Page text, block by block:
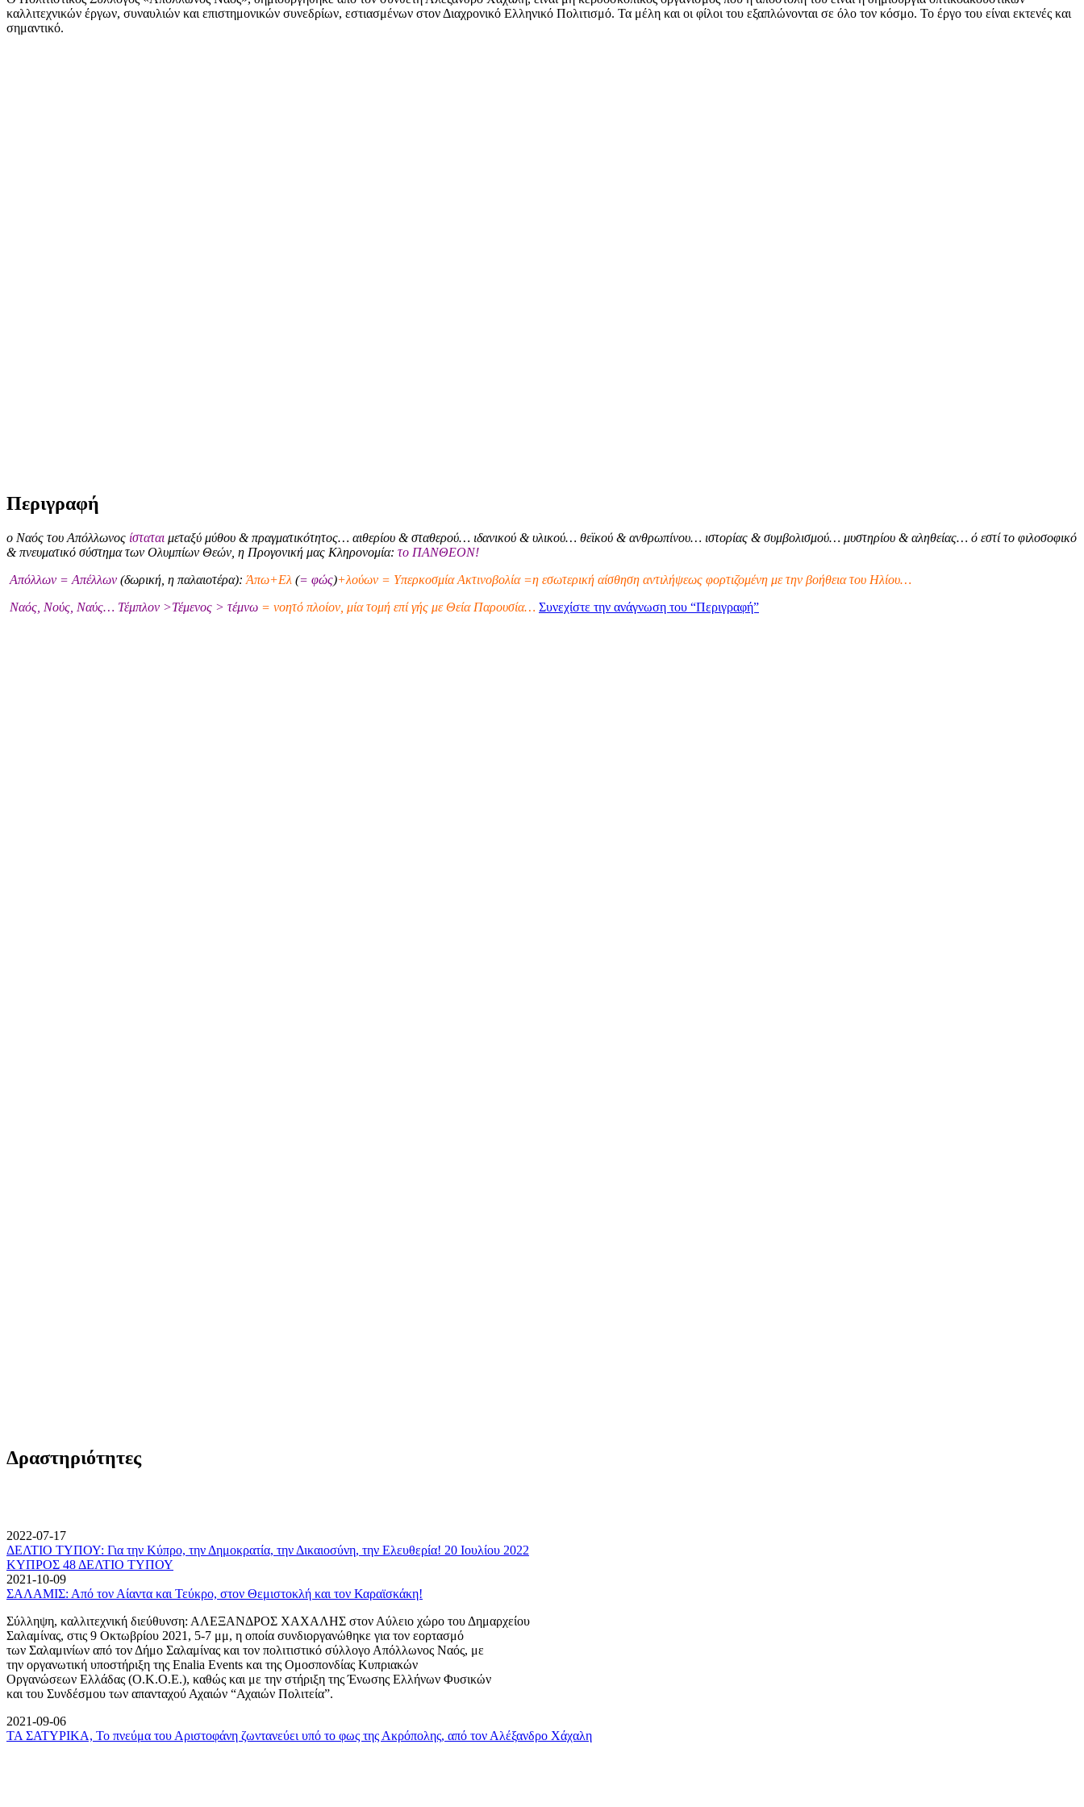
καλλιτεχνικών έργων, συναυλιών και επιστημονικών συνεδρίων, εστιασμένων στον Διαχρονικό Ελληνικό Πολιτισμό. Τα μέλη και οι φίλοι του εξαπλώνονται σε όλο τον κόσμο. Το έργο του είναι εκτενές και
σημαντικό.
Περιγραφή
ο Ναός του Απόλλωνος ίσταται μεταξύ μύθου & πραγματικότητος… αιθερίου & σταθερού… ιδανικού & υλικού… θεϊκού & ανθρωπίνου… ιστορίας & συμβολισμού… μυστηρίου & αληθείας… ό εστί το φιλοσοφικό
& πνευματικό σύστημα των Ολυμπίων Θεών, η Προγονική μας Κληρονομία: το ΠΑΝΘΕΟΝ!
Απόλλων = Απέλλων (δωρική, η παλαιοτέρα): Άπω+Ελ (= φώς)+λούων = Υπερκοσμία Ακτινοβολία =η εσωτερική αίσθηση αντιλήψεως φορτιζομένη με την βοήθεια του Ηλίου…
Ναός, Νούς, Ναύς… Τέμπλον >Τέμενος > τέμνω = νοητό πλοίον, μία τομή επί γής με Θεία Παρουσία… Συνεχίστε την ανάγνωση του “Περιγραφή”
Δραστηριότητες
2022-07-17
ΔΕΛΤΙΟ ΤΥΠΟΥ: Για την Κύπρο, την Δημοκρατία, την Δικαιοσύνη, την Ελευθερία! 20 Ιουλίου 2022
ΚΥΠΡΟΣ 48 ΔΕΛΤΙΟ ΤΥΠΟΥ
2021-10-09
ΣΑΛΑΜΙΣ: Από τον Αίαντα και Τεύκρο, στον Θεμιστοκλή και τον Καραϊσκάκη!
Σύλληψη, καλλιτεχνική διεύθυνση: ΑΛΕΞΑΝΔΡΟΣ ΧΑΧΑΛΗΣ στον Αύλειο χώρο του Δημαρχείου
Σαλαμίνας, στις 9 Οκτωβρίου 2021, 5-7 μμ, η οποία συνδιοργανώθηκε για τον εορτασμό
των Σαλαμινίων από τον Δήμο Σαλαμίνας και τον πολιτιστικό σύλλογο Απόλλωνος Ναός, με
την οργανωτική υποστήριξη της Enalia Events και της Ομοσπονδίας Κυπριακών
Οργανώσεων Ελλάδας (Ο.Κ.Ο.Ε.), καθώς και με την στήριξη της Ένωσης Ελλήνων Φυσικών
και του Συνδέσμου των απανταχού Αχαιών “Αχαιών Πολιτεία”.
2021-09-06
ΤΑ ΣΑΤΥΡΙΚΑ, Το πνεύμα του Αριστοφάνη ζωντανεύει υπό το φως της Ακρόπολης, από τον Αλέξανδρο Χάχαλη